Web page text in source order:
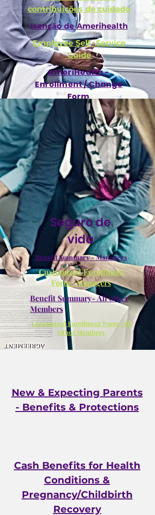
contribuições de cuidado
Isenção de Amerihealth
Employee Self -Service
Guide
AmeriHealth -
Enrollment / Change
Form
Seguro de
vida
Benefit Summary - Managers
Customized Enrollment
Form- Managers
Benefit Summary- All other
Members
Customized Enrollment Form- All
Other Members
New & Expecting Parents
- Benefits & Protections
Cash Benefits for Health
Conditions &
Pregnancy/Childbirth
Recovery